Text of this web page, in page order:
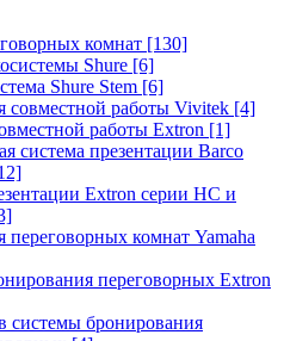
комнат [130]
Shure [6]
Shure Stem [6]
совместной работы Vivitek [4]
работы Extron [1]
система презентации Barco
Extron серии HC и
переговорных комнат Yamaha
переговорных Extron
системы бронирования